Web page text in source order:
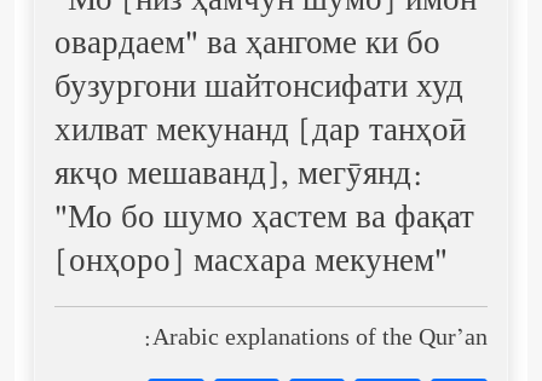
овардаем" ва ҳангоме ки бо
бузургони шайтонсифати худ
хилват мекунанд [дар танҳоӣ
якҷо мешаванд], мегӯянд:
"Мо бо шумо ҳастем ва фақат
[онҳоро] масхара мекунем"
Arabic explanations of the Qur’an: